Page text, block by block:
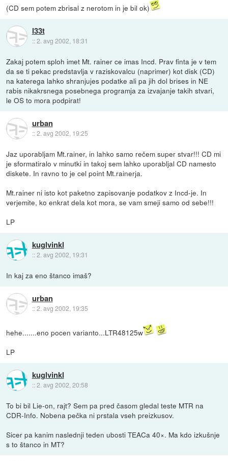
(CD sem potem zbrisal z nerotom in je bil ok)
l33t
::2. avg 2002, 18:31
Zakaj potem sploh imet Mt. rainer ce imas Incd. Prav finta je v tem
da se ti pekac predstavlja v raziskovalcu (naprimer) kot disk (CD)
na katerega lahko shranjujes podatke ali pa jih dol brises in NE
rabis nikakrsnega posebnega programja za izvajanje takih stvari,
le OS to mora podpirat!
urban
::2. avg 2002, 19:25
Jaz uporabljam Mt.rainer, in lahko samo rečem super stvar!!! CD mi
je sformatiralo v minutki in takoj sem lahko uporabljal CD namesto
diskete. In ravno to je cel point Mt.rainerja.
Mt.rainer ni isto kot paketno zapisovanje podatkov z Incd-je. In
verjemite, ko enkrat dela kot mora, se vam smeji samo od sebe!!!
LP
kuglvinkl
::2. avg 2002, 19:31
In kaj za eno štanco imaš?
urban
::2. avg 2002, 19:35
hehe.......eno pocen varianto...LTR48125w
LP
kuglvinkl
::2. avg 2002, 20:58
To bi bil Lie-on, rajt? Sem pa pred časom gledal teste MTR na
CDR-Info. Nobena pečka ni prstala vseh preizkusov.
Sicer pa kanim naslednji teden ubosti TEACa 40×. Ma kdo izkušnje
s to štanco in MT?